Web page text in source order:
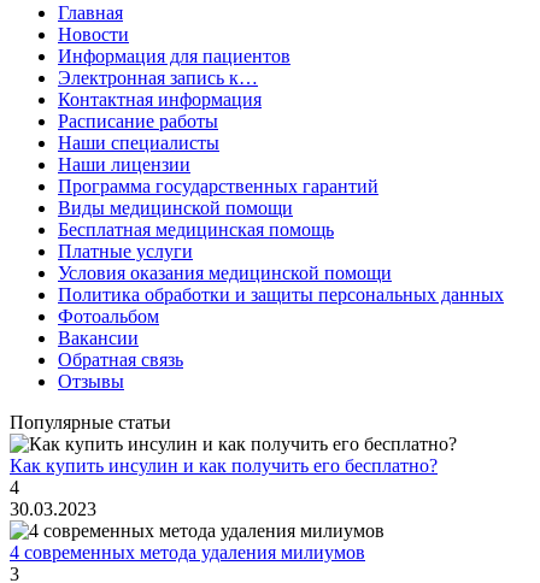
Главная
Новости
Информация для пациентов
Электронная запись к…
Контактная информация
Расписание работы
Наши специалисты
Наши лицензии
Программа государственных гарантий
Виды медицинской помощи
Бесплатная медицинская помощь
Платные услуги
Условия оказания медицинской помощи
Политика обработки и защиты персональных данных
Фотоальбом
Вакансии
Обратная связь
Отзывы
Популярные статьи
Как купить инсулин и как получить его бесплатно?
4
30.03.2023
4 современных метода удаления милиумов
3